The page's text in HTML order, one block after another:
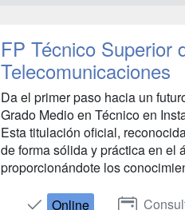
FP Técnico Superior
Telecomunicaciones
Da el primer paso hacia un
Grado Medio en Técnico en
Esta titulación oficial,
de forma sólida y práctica en el
proporcionándote los
Online